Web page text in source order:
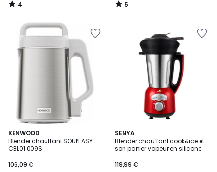
4
/
5
/
KENWOOD
Blender chauffant SOUPEASY
CBL01.009S
106,09 €
2,4
/ 5
SENYA
Blender chauffant cook&ice et
son panier vapeur en silicone
119,99 €
5
/
5
2
Couleurs